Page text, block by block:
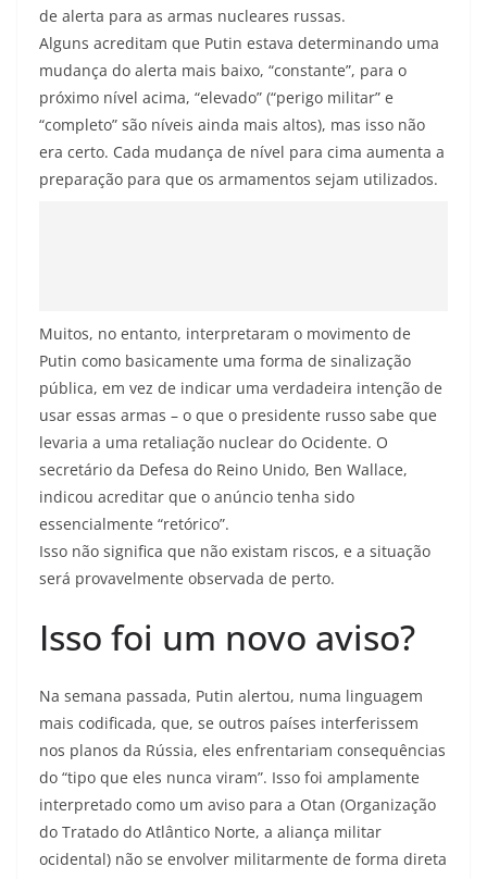
de alerta para as armas nucleares russas.
Alguns acreditam que Putin estava determinando uma
mudança do alerta mais baixo, “constante”, para o
próximo nível acima, “elevado” (“perigo militar” e
“completo” são níveis ainda mais altos), mas isso não
era certo. Cada mudança de nível para cima aumenta a
preparação para que os armamentos sejam utilizados.
Muitos, no entanto, interpretaram o movimento de
Putin como basicamente uma forma de sinalização
pública, em vez de indicar uma verdadeira intenção de
usar essas armas – o que o presidente russo sabe que
levaria a uma retaliação nuclear do Ocidente. O
secretário da Defesa do Reino Unido, Ben Wallace,
indicou acreditar que o anúncio tenha sido
essencialmente “retórico”.
Isso não significa que não existam riscos, e a situação
será provavelmente observada de perto.
Isso foi um novo aviso?
Na semana passada, Putin alertou, numa linguagem
mais codificada, que, se outros países interferissem
nos planos da Rússia, eles enfrentariam consequências
do “tipo que eles nunca viram”. Isso foi amplamente
interpretado como um aviso para a Otan (Organização
do Tratado do Atlântico Norte, a aliança militar
ocidental) não se envolver militarmente de forma direta